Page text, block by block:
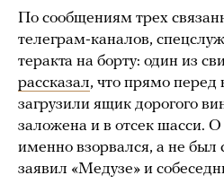
По сообщениям трех
телеграм-каналов,
теракта на борту: один из
рассказал, что прямо перед
загрузили ящик дорогого
заложена и в отсек шасси.
именно взорвался, а не был
заявил «Медузе» и